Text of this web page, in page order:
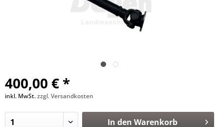
400,00 € *
inkl. MwSt.zzgl. Versandkosten
In den Warenkorb